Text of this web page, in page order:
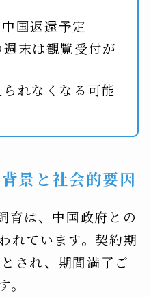
国返還予定
末は観覧受付が
れなくなる可能
景と社会的要因
育は、中国政府との
れています。契約期
され、期間満了ご